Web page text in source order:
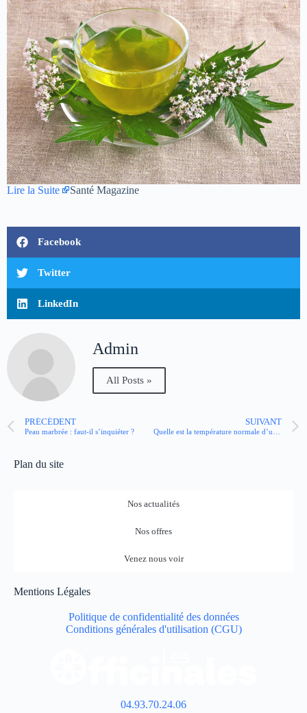
Lire la Suite Santé Magazine
Facebook
Twitter
LinkedIn
Admin
All Posts »
PRÉCÉDENT
Peau marbrée : faut-il s’inquiéter ?
SUIVANT
Plan du site
Nos actualités
Nos offres
Venez nous voir
Mentions Légales
Politique de confidentialité des données
Conditions générales d'utilisation (CGU)
04.93.70.24.06